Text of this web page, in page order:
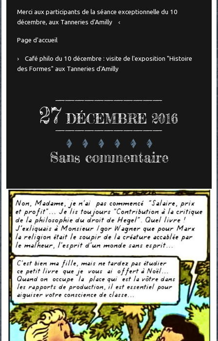
Merci aux participants de la séance exceptionnelle du 10
décembre, aux Tanneries d'Amilly
Page d'accueil
Café philo du 10 décembre : visite de l'exposition "Histoire
des Formes" aux Tanneries d'Amilly
27 DÉCEMBRE 2016
Sans commentaire